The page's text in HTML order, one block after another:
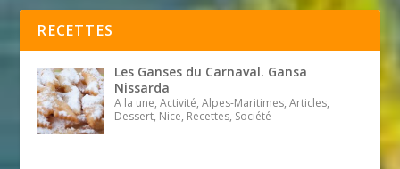
RECETTES
Les Ganses du Carnaval. Gansa
Nissarda
A la une, Activité, Alpes-Maritimes, Articles,
Dessert, Nice, Recettes, Société